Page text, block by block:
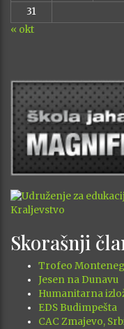
31
« okt
Skorašnji
Trofeo
Jesen na Dunavu
Humanitarna
EDS Budimpešta
CAC Zmajevo,